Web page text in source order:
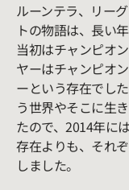
ルーンテラ、リー
トの物語は、長い
当初はチャンピオ
ヤーはチャンピオ
ーという存在でし
う世界やそこに生
たので、2014年に
存在よりも、それ
しました。